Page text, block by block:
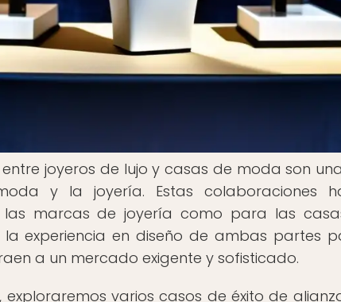
joyeros de lujo y casas de moda son
y la joyería. Estas colaboraciones
las marcas de joyería como para las
experiencia en diseño de ambas partes
a un mercado exigente y sofisticado.
exploraremos varios casos de éxito de